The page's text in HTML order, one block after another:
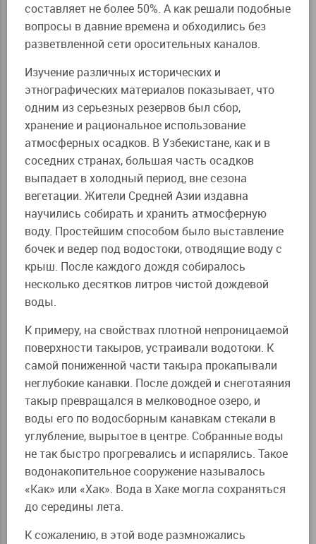
составляет не более 50%. А как решали подобные
вопросы в давние времена и обходились без
разветвленной сети оросительных каналов.
Изучение различных исторических и
этнографических материалов показывает, что
одним из серьезных резервов был сбор,
хранение и рациональное использование
атмосферных осадков. В Узбекистане, как и в
соседних странах, большая часть осадков
выпадает в холодный период, вне сезона
вегетации. Жители Средней Азии издавна
научились собирать и хранить атмосферную
воду. Простейшим способом было выставление
бочек и ведер под водостоки, отводящие воду с
крыш. После каждого дождя собиралось
несколько десятков литров чистой дождевой
воды.
К примеру, на свойствах плотной непроницаемой
поверхности такыров, устраивали водотоки. К
самой пониженной части такыра прокапывали
неглубокие канавки. После дождей и снеготаяния
такыр превращался в мелководное озеро, и
воды его по водосборным канавкам стекали в
углубление, вырытое в центре. Собранные воды
не так быстро прогревались и испарялись. Такое
водонакопительное сооружение называлось
«Как» или «Хак». Вода в Хаке могла сохраняться
до середины лета.
К сожалению, в этой воде размножались